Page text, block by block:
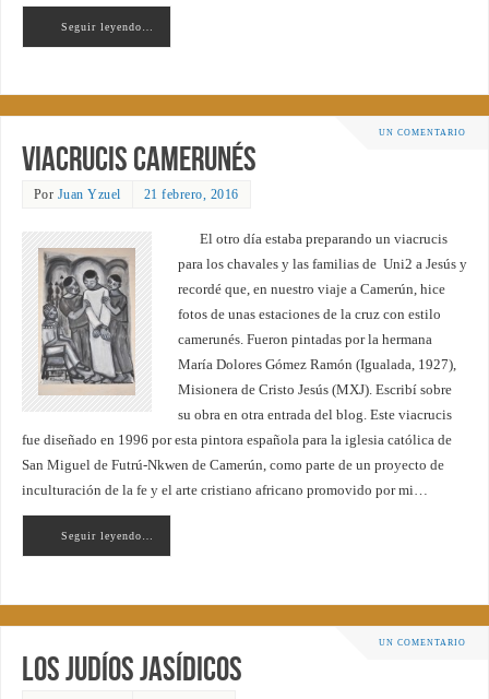
Seguir leyendo…
UN COMENTARIO
Viacrucis camerunés
Por Juan Yzuel 21 febrero, 2016
El otro día estaba preparando un viacrucis
para los chavales y las familias de Uni2 a Jesús y
recordé que, en nuestro viaje a Camerún, hice
fotos de unas estaciones de la cruz con estilo
camerunés. Fueron pintadas por la hermana
María Dolores Gómez Ramón (Igualada, 1927),
Misionera de Cristo Jesús (MXJ). Escribí sobre
su obra en otra entrada del blog. Este viacrucis
fue diseñado en 1996 por esta pintora española para la iglesia católica de
San Miguel de Futrú-Nkwen de Camerún, como parte de un proyecto de
inculturación de la fe y el arte cristiano africano promovido por mi…
Seguir leyendo…
UN COMENTARIO
Los judíos jasídicos